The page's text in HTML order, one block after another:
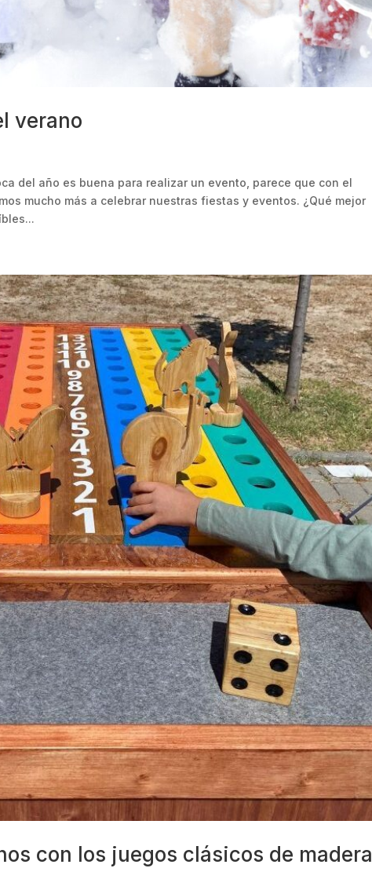
verano
del año es buena para realizar un evento, parece que con el
mucho más a celebrar nuestras fiestas y eventos. ¿Qué mejor
con los juegos clásicos de madera